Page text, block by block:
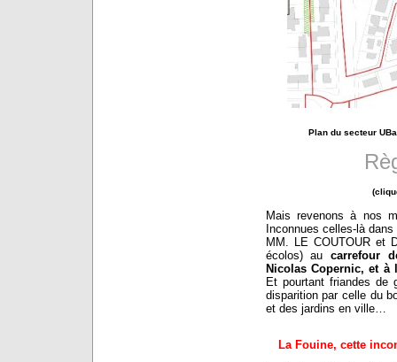
Plan du secteur
Mais revenons à nos
Inconnues celles-là
MM. LE COUTOUR et
écolos) aucarrefour
Nicolas Copernic, et à
Et pourtant friandes de
disparition par celle du
et des jardins en ville…
La Fouine, cette